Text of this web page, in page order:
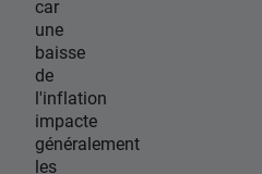
car
une
baisse
de
l'inflation
impacte
généralement
les